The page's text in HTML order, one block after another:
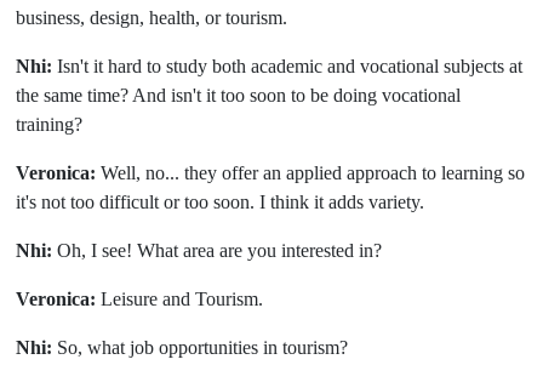
business, design, health, or tourism.
Nhi: Isn't it hard to study both academic and vocational subjects at
the same time? And isn't it too soon to be doing vocational
training?
Veronica: Well, no... they offer an applied approach to learning so
it's not too difficult or too soon. I think it adds variety.
Nhi: Oh, I see! What area are you interested in?
Veronica: Leisure and Tourism.
Nhi: So, what job opportunities in tourism?